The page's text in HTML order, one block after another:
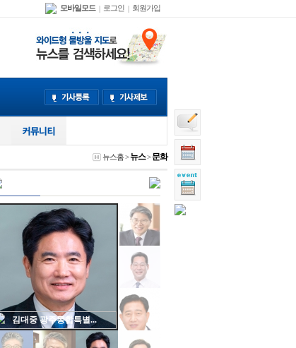
모바일모드 로그인 회원가입
뉴스홈>뉴스>문화
민형배 광주통합특별...